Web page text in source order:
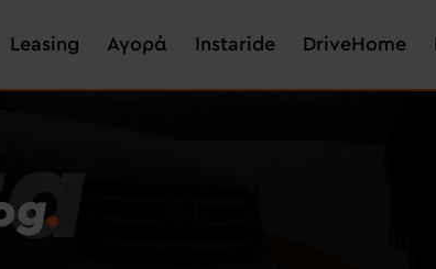
Leasing Αγορά Instaride DriveHome
.